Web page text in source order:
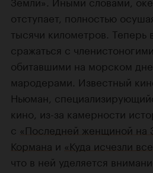
отступает, полностью
тысячи километров.
сражаться с
обитавшими на морском
мародерами. Известный
Ньюман,
кино, из-за камерности
с «Последней женщиной на
Кормана и «Куда исчезли
что в ней уделяется